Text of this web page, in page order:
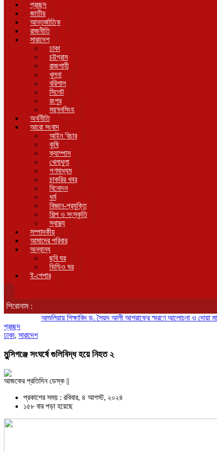
প্রচ্ছদ
জাতীয়
আন্তর্জাতিক
রাজনীতি
সারাদেশ
ঢাকা
চট্টগ্রাম
রাজশাহী
খুলনা
বরিশাল
সিলেট
রংপুর
ময়মনসিংহ
অর্থনীতি
আরো সংবাদ
আইন বিচার
কৃষি
ক্যাম্পাস
খেলাধুলা
গণমাধ্যম
চাকরির খবর
বিনোদন
ধর্ম
বিজ্ঞান-প্রযুক্তি
শিল্প ও সংস্কৃতি
স্বাস্থ্য
সম্পাদকীয়
আমাদের পরিবার
অন্যান্য
ছবি ঘর
ভিডিও ঘর
ই-পেপার
শিরোনাম :
আশুলিয়ায় শিক্ষাবিদ ড. সৈয়দ আলী আশরাফের স্মরণে আলোচনা ও দোয়া মাহফিল
প্রচ্ছদ
ঢাকা, সারাদেশ
মুন্সিগঞ্জে সংঘর্ষে গুলিবিদ্ধ হয়ে নিহত ২
আজকের প্রতিদিন ডেস্ক ||
প্রকাশের সময় : রবিবার, ৪ আগস্ট, ২০২৪
১৫৮ বার পড়া হয়েছে